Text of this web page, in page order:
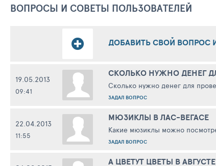
ВОПРОСЫ И СОВЕТЫ ПОЛЬЗОВАТЕЛЕЙ
ДОБАВИТЬ СВОЙ ВОПРОС
19.05.2013
09:41
СКОЛЬКО НУЖНО ДЕНЕГ
Сколько нужно денег для
ЗАДАЛ ВОПРОС
22.04.2013
11:55
МЮЗИКЛЫ В ЛАС-ВЕГАСЕ
Какие мюзиклы можно
ЗАДАЛ ВОПРОС
А ЦВЕТУТ ЦВЕТЫ В